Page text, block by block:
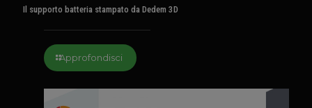
Il supporto batteria stampato da Dedem 3D
Approfondisci